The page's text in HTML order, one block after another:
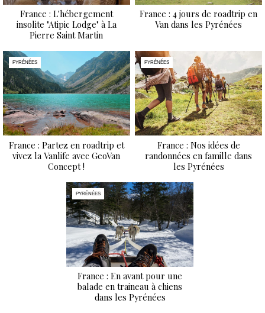
France : L'hébergement
insolite "Atipic Lodge" à La
Pierre Saint Martin
France : 4 jours de roadtrip en
Van dans les Pyrénées
PYRÉNÉES
France : Partez en roadtrip et
vivez la Vanlife avec GeoVan
Concept !
PYRÉNÉES
France : Nos idées de
randonnées en famille dans
les Pyrénées
PYRÉNÉES
France : En avant pour une
balade en traineau à chiens
dans les Pyrénées